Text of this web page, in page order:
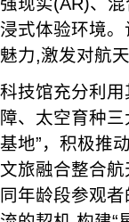
浸式体验环境
魅力,激发对航
科技馆充分利
障、太空育种
基地”，积极推
文旅融合整合
同年龄段参观